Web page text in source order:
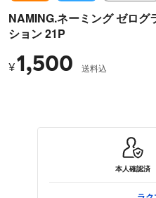
NAMING.ネーミング ゼログ
ション 21P
¥1,500 送料込
本人確認済